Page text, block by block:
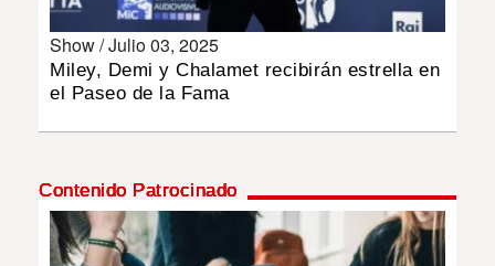
DEPORTES
MULTIMEDIA
Show /Julio 03, 2025
Miley, Demi y Chalamet recibirán estrella en
el Paseo de la Fama
Contenido Patrocinado